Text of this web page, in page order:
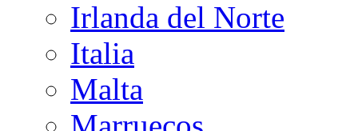
Irlanda del Norte
Italia
Malta